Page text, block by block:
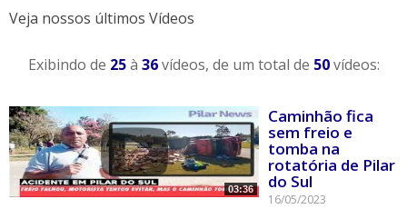
Veja nossos últimos Vídeos
Exibindo de 25à 36vídeos, de um total de 50vídeos:
03:36
Caminhão fica
sem freio e
tomba na
rotatória de Pilar
do Sul
16/05/2023